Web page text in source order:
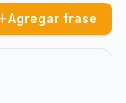
Agregar frase